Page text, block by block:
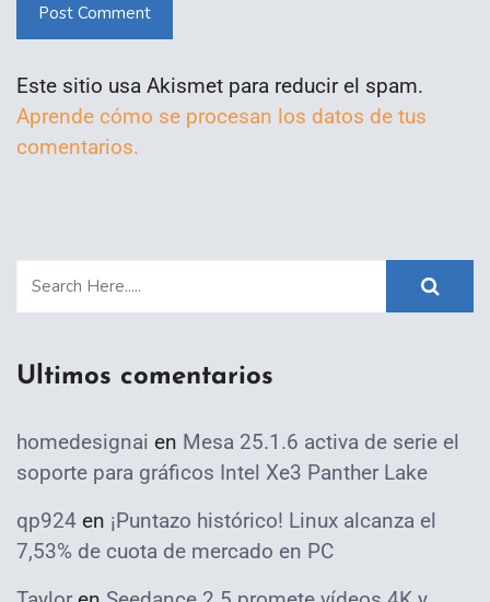
Post Comment
Este sitio usa Akismet para reducir el spam.
Aprende cómo se procesan los datos de tus
comentarios.
Ultimos comentarios
homedesignai en Mesa 25.1.6 activa de serie el
soporte para gráficos Intel Xe3 Panther Lake
qp924 en ¡Puntazo histórico! Linux alcanza el
7,53% de cuota de mercado en PC